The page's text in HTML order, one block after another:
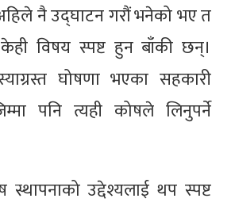
नै उद्घाटन गरौं भनेको भए त
विषय स्पष्ट हुन बाँकी छन्।
घोषणा भएका सहकारी
पनि त्यही कोषले लिनुपर्ने
उद्देश्यलाई थप स्पष्ट